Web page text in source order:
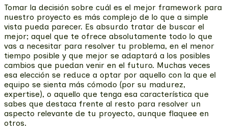
Tomar la decisión sobre cuál es el mejor framework para
nuestro proyecto es más complejo de lo que a simple
vista pueda parecer. Es absurdo tratar de buscar el
mejor; aquel que te ofrece absolutamente todo lo que
vas a necesitar para resolver tu problema, en el menor
tiempo posible y que mejor se adaptará a los posibles
cambios que puedan venir en el futuro. Muchas veces
esa elección se reduce a optar por aquello con la que el
equipo se sienta más cómodo (por su madurez,
expertise), o aquello que tenga esa característica que
sabes que destaca frente al resto para resolver un
aspecto relevante de tu proyecto, aunque flaquee en
otros.